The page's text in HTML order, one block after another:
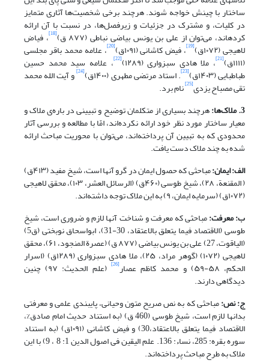
ساختار با چینش خواجه شوند. هرچند برخی شخصیت‌ها آثاری متمایز
در کلیات، و مشترک در جزئیات و زیرفصل‌ها، در نسبت با آن ارائه
کرده‎اند، می‌توان از علی بن یونس بیاضی نباطی (۸۷۷ ق) [18] ، فیاض
لاهیجی (۱۰۷۲ق) [19] ، فیض کاشانی (۱۰۹۱ق) [20] ، علامه محمد باقر مجلسی
(۱۱۱۱ق) [21] ، ملا هادی سبزواری (۱۲۸۹) [22] ، علامه سید محمد حسین
طباطبایی (۱۴۰۳ق) [23] . استاد مرتضی مطهری (۱۴۰۰ق) [24] و آیت الله محمد
تقی مصباح یزدی[25]
نام برد.
3. ملاک‌ها:
هرچند بسیاری از متکلمان توضیح و تبیینی در باره‌ی ملاک و
معیار ساختار مورد نظر خود ارائه نکرده‌اند، امّا با مطالعه و بررسی آثار
محدودی که به تبیین آن پرداخته‌اند، می‌توان با محوریت مباحث ارائه
شده به چند ملاک دست یافت.
الف: ایمان:
مباحثی که حصول ایمان در گرو آنها است، شیخ مفید (۴۱۳ق)
( المقنعة، ۲۸)، شیخ طوسی (۴۶۰ق) (الرسائل العشر، ۱۰۳)، محقق لاهیجی
(۱۰۷۲ق) (سرمایه ایمان، ۹) به این ملاک توجه داشته‌اند.
ب: معرفت‌:مباحثی که معرفت و شناخت آنها لازم و ضروری است، شیخ
طوسی (الاقتصاد فیما یتعلق بالاعتقاد، 30-31)، ابواسحاق نوبختی (ق5)
(الیاقوت، 27) علی بن یونس بیاضی (۸۷۷ ق) (عصرة المنجود، ۶۱)، محقق
لاهیجی (۱۰۷۲) (گوهر مراد، ۲۵)، ملا هادی سبزواری (۱۲۸۹ق) (اسرار
الحکم، ۵۸-۵۹) و محمد کاظم عصار [26] (علم الحدیث: ۹۷) چنین
دیدگاهی دارند.
ج: نص‌:
مباحثی که به نص صریح متون وحیانی، پای‎بندی علمی و معرفتی
بدانها لازم است، شیخ طوسی (460 ق) (به استناد حدیث امام صادق%،
الاقتصاد فیما یتعلق بالاعتقاد،30) و فیض کاشانی (۱۰۹۱ق) (به استناد
سوره بقره: 285، نساء: 136. علم الیقین فی اصول الدین 1: 8 ، 9) با این
ملاک به طرح مباحث پرداخته‌اند.